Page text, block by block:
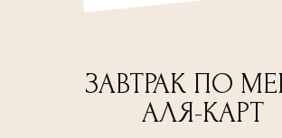
ЗАВТРАК ПО
АЛЯ-КАРТ